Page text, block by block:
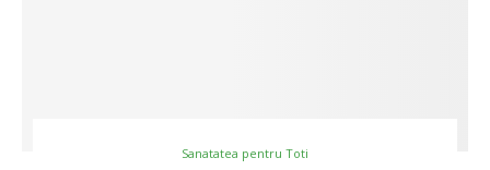
Sanatatea pentru Toti